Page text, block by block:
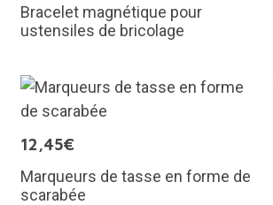
Bracelet magnétique pour
ustensiles de bricolage
12,45€
Marqueurs de tasse en forme de
scarabée